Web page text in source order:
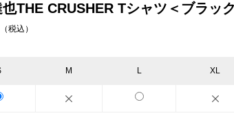
也THE CRUSHER Tシャツ＜ブラッ
（税込）
M L XL